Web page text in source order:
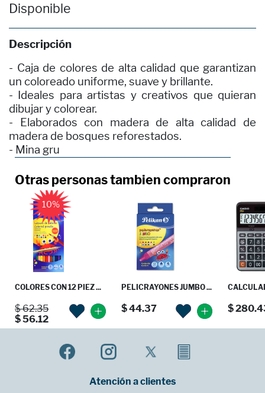
Disponible
Descripción
- Caja de colores de alta calidad que garantizan
un coloreado uniforme, suave y brillante.
- Ideales para artistas y creativos que quieran
dibujar y colorear.
- Elaborados con madera de alta calidad de
madera de bosques reforestados.
- Mina gru
Otras personas tambien compraron
10%
COLORES CON 12 PIEZ ...
$ 62.35
$ 56.12
PELICRAYONES JUMBO ...
$ 44.37 $
Atención a clientes